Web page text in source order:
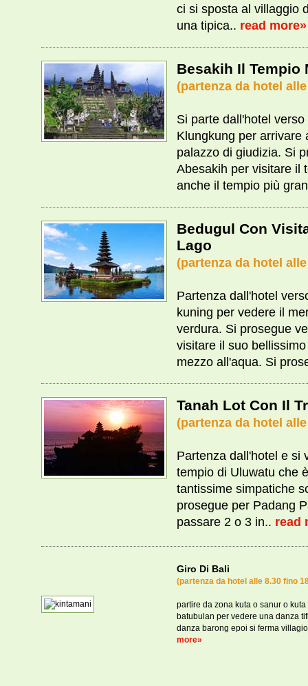
ci si sposta al villaggio
una tipica.. read more»
Besakih Il Tempio
(partenza da hotel
Si parte dall'hotel
Klungkung per arrivare
palazzo di giudizia. Si
Abesakih per visitare il
anche il tempio più
Bedugul Con
Lago
(partenza da hotel
Partenza dall'hotel
kuning per vedere il
verdura. Si prosegue
visitare il suo
mezzo all'aqua. Si
Tanah Lot Con Il
(partenza da hotel
Partenza dall'hotel e si
tempio di Uluwatu che
tantissime simpatiche
prosegue per Padang
passare 2 o 3 in.. read
Giro Di Bali
(partenza da hotel alle 8.30 fino
partire da zona kuta o sanur o
batubulan per vedere una danza
danza barong epoi si ferma
more»